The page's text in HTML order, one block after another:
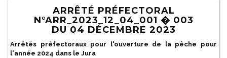
ARRÊTÉ PRÉFECTORAL
N°ARR_2023_12_04_001 � 003
DU 04 DÉCEMBRE 2023
Arrêtés préfectoraux pour l'ouverture de la pêche pour
l'année 2024 dans le Jura